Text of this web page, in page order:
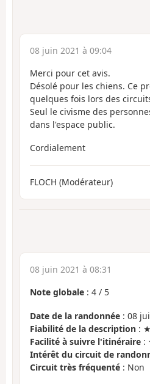
08 juin 2021 à 09:04
Merci pour cet avis.
Désolé pour les chiens. Ce
quelques fois lors des
Seul le civisme des
dans l'espace public.
Cordialement
FLOCH (Modérateur)
08 juin 2021 à 08:31
Note globale : 4 / 5
Date de la randonnée : 08
Fiabilité de la description :
Facilité à suivre l'itinéraire :
Intérêt du circuit de
Circuit très fréquenté : Non